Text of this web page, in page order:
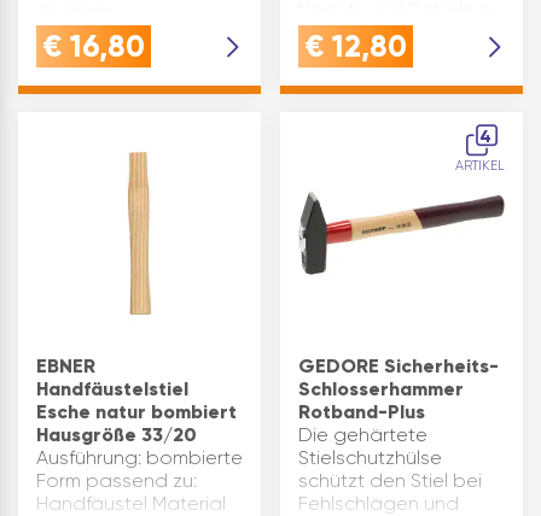
SchlagwerkzeugeQUALITÄT:
Geschmiedeter
mit induktiv
beschichteten
Schlagfläch…
€ 16,80
nahezu allen
BereichenQUALITÄT:
Stahlkopf mit
Fiberglasstiel für hohe
€ 12,80
EBNER
Handfäustelstiel
Esche natur bombiert
Hausgröße 33/20
Ausführung: bombierte
Form passend zu:
Handfäustel Material
4
ARTIKEL
GEDORE Sicherheits-
Schlosserhammer
Rotband-Plus
Die gehärtete
Stielschutzhülse
schützt den Stiel bei
Fehlschlägen und